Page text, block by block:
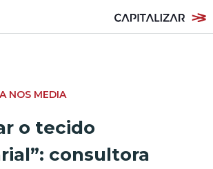
NOS MEDIA
o tecido
consultora